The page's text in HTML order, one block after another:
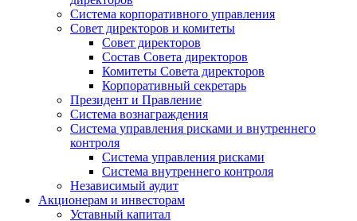
Система корпоративного управления
Совет директоров и комитеты
Совет директоров
Состав Совета директоров
Комитеты Совета директоров
Корпоративный секретарь
Президент и Правление
Система вознаграждения
Система управления рисками и внутреннего
контроля
Система управления рисками
Система внутреннего контроля
Независимый аудит
Акционерам и инвесторам
Уставный капитал